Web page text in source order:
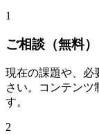
1
ご相談（無料）
現在の課題や、必
さい。コンテンツ
す。
2